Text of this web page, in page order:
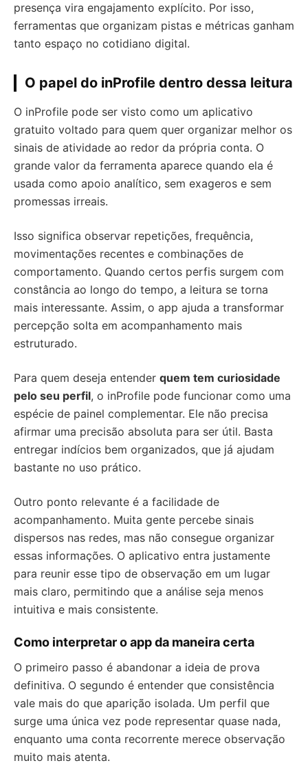
presença vira engajamento explícito. Por isso,
ferramentas que organizam pistas e métricas ganham
tanto espaço no cotidiano digital.
O papel do inProfile dentro dessa leitura
O inProfile pode ser visto como um aplicativo
gratuito voltado para quem quer organizar melhor os
sinais de atividade ao redor da própria conta. O
grande valor da ferramenta aparece quando ela é
usada como apoio analítico, sem exageros e sem
promessas irreais.
Isso significa observar repetições, frequência,
movimentações recentes e combinações de
comportamento. Quando certos perfis surgem com
constância ao longo do tempo, a leitura se torna
mais interessante. Assim, o app ajuda a transformar
percepção solta em acompanhamento mais
estruturado.
Para quem deseja entender quem tem curiosidade
pelo seu perfil, o inProfile pode funcionar como uma
espécie de painel complementar. Ele não precisa
afirmar uma precisão absoluta para ser útil. Basta
entregar indícios bem organizados, que já ajudam
bastante no uso prático.
Outro ponto relevante é a facilidade de
acompanhamento. Muita gente percebe sinais
dispersos nas redes, mas não consegue organizar
essas informações. O aplicativo entra justamente
para reunir esse tipo de observação em um lugar
mais claro, permitindo que a análise seja menos
intuitiva e mais consistente.
Como interpretar o app da maneira certa
O primeiro passo é abandonar a ideia de prova
definitiva. O segundo é entender que consistência
vale mais do que aparição isolada. Um perfil que
surge uma única vez pode representar quase nada,
enquanto uma conta recorrente merece observação
muito mais atenta.